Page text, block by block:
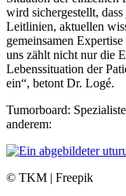
wird sichergestellt,
Leitlinien, aktuellen
gemeinsamen
uns zählt nicht nur die
Lebenssituation der
ein“, betont Dr. Logé.
Tumorboard:
anderem:
© TKM | Freepik